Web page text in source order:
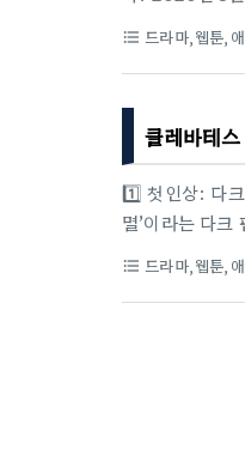
를 시각적으
수 있다. 글로
된다. 시즌 구
format_list_bulleted 드라마,웹툰,
클레바테
1️⃣ 첫인상: 다
멸’이라는 다크
작을 보지 않
유지 작가의 동
트항목일본(
단행본라인
format_list_bulleted 드라마,웹툰,